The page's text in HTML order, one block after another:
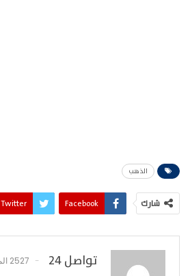
الذهب
شارك Facebook
Twitter
تواصل 24 2527 المشاركات